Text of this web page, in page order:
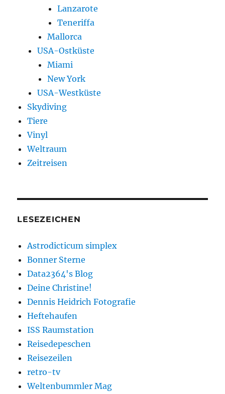
Lanzarote
Teneriffa
Mallorca
USA-Ostküste
Miami
New York
USA-Westküste
Skydiving
Tiere
Vinyl
Weltraum
Zeitreisen
LESEZEICHEN
Astrodicticum simplex
Bonner Sterne
Data2364's Blog
Deine Christine!
Dennis Heidrich Fotografie
Heftehaufen
ISS Raumstation
Reisedepeschen
Reisezeilen
retro-tv
Weltenbummler Mag